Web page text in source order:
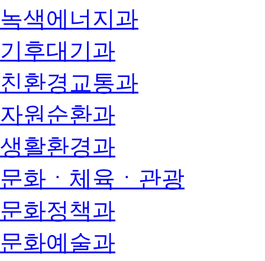
녹색에너지과
기후대기과
친환경교통과
자원순환과
생활환경과
문화ㆍ체육ㆍ관광
문화정책과
문화예술과